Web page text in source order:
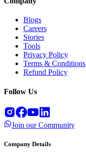
Blogs
Careers
Stories
Tools
Privacy Policy
Terms & Conditions
Refund Policy
Follow Us
Join our Community
Company Details